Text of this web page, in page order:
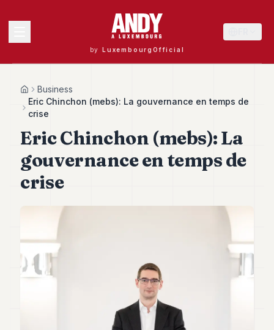
by LuxembourgOfficial
Andy
40
Andy
39
Andy
36
Andy
35
HomeBusiness
Eric Chinchon (mebs): La gouvernance en temps de
crise
Eric Chinchon (mebs): La
gouvernance en temps de
crise